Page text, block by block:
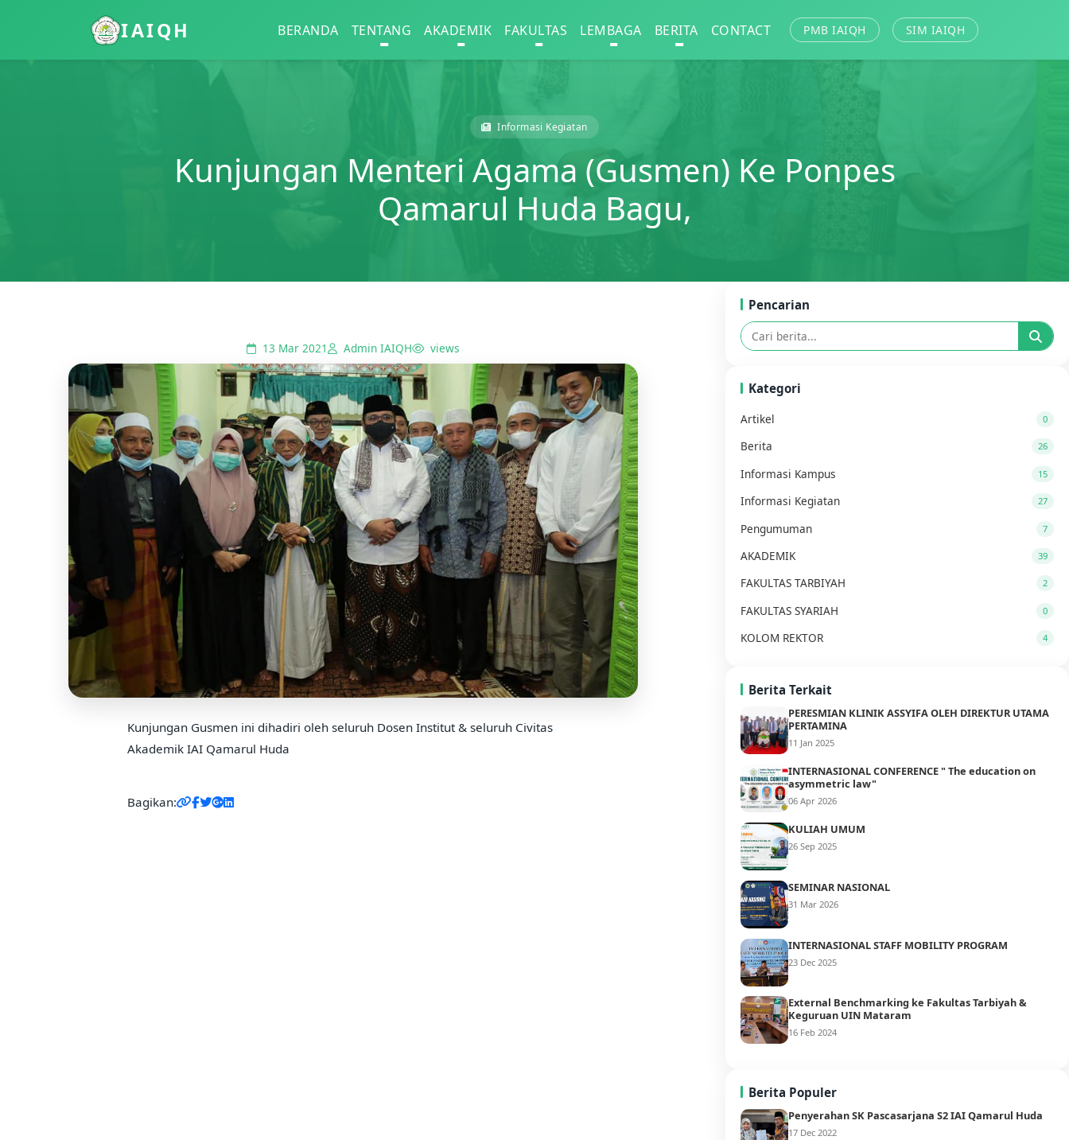
IAIQH BERANDA TENTANG AKADEMIK FAKULTAS LEMBAGA BERITA CONTACT PMB IAIQH SIM IAIQH
Informasi Kegiatan
Kunjungan Menteri Agama (Gusmen) Ke Ponpes
Qamarul Huda Bagu,
13 Mar 2021 Admin IAIQH views
Kunjungan Gusmen ini dihadiri oleh seluruh Dosen Institut & seluruh Civitas
Akademik IAI Qamarul Huda
Bagikan:
Pencarian
Kategori
Artikel 0
Berita 26
Informasi Kampus 15
Informasi Kegiatan 27
Pengumuman 7
AKADEMIK 39
FAKULTAS TARBIYAH 2
FAKULTAS SYARIAH 0
KOLOM REKTOR 4
Berita Terkait
PERESMIAN KLINIK ASSYIFA OLEH DIREKTUR UTAMA
PERTAMINA
11 Jan 2025
INTERNASIONAL CONFERENCE " The education on
asymmetric law"
06 Apr 2026
KULIAH UMUM
26 Sep 2025
SEMINAR NASIONAL
31 Mar 2026
INTERNASIONAL STAFF MOBILITY PROGRAM
23 Dec 2025
External Benchmarking ke Fakultas Tarbiyah &
Keguruan UIN Mataram
16 Feb 2024
Berita Populer
Penyerahan SK Pascasarjana S2 IAI Qamarul Huda
17 Dec 2022